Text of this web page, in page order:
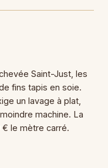
Saint-Just, les
fins tapis en soie.
un lavage à plat,
machine. La
le mètre carré.